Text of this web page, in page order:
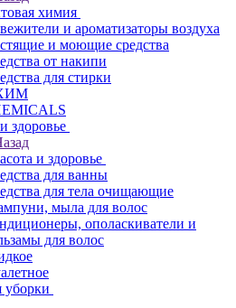
химия
и ароматизаторы воздуха
и моющие средства
от накипи
для стирки
здоровье
и здоровье
для ванны
для тела очищающие
мыла для волос
ополаскиватели и
для волос
уборки